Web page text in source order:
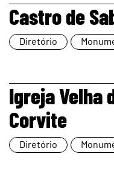
page
Castro de
Diretório
page
Igreja Velha
Corvite
Diretório